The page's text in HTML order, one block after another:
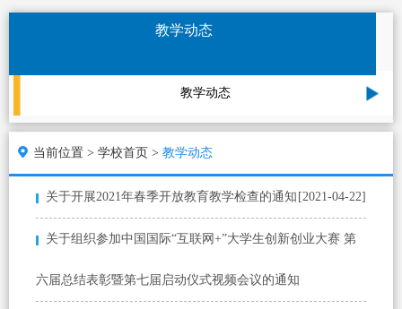
教学动态
教学动态
当前位置 > 学校首页 > 教学动态
关于开展2021年春季开放教育教学检查的通知 [2021-04-22]
关于组织参加中国国际“互联网+”大学生创新创业大赛 第
六届总结表彰暨第七届启动仪式视频会议的通知